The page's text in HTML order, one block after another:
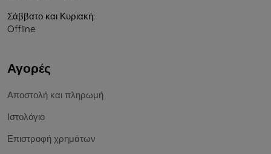
Σάββατο και Κυριακή:
Offline
Αγορές
Αποστολή και πληρωμή
Ιστολόγιο
Επιστροφή χρημάτων